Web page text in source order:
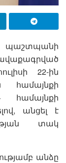
պաշտպանի
22-ին
համայնքի
համայնքի
անցել է
տակ
անձը